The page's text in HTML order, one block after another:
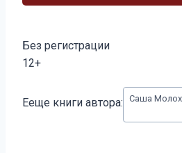
Без регистрации
12+
записи:
Ееще книги автора: Саша Молох